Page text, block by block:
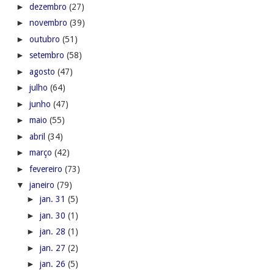
► dezembro (27)
► novembro (39)
► outubro (51)
► setembro (58)
► agosto (47)
► julho (64)
► junho (47)
► maio (55)
► abril (34)
► março (42)
► fevereiro (73)
▼ janeiro (79)
► jan. 31 (5)
► jan. 30 (1)
► jan. 28 (1)
► jan. 27 (2)
► jan. 26 (5)